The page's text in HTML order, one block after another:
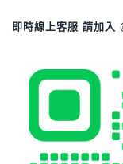
即時線上客服 請加入